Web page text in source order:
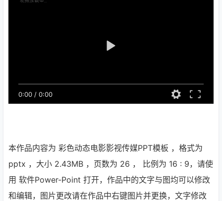
0:00 / 0:00
本作品内容为 彩色动态电影影视传媒PPT模板 ，格式为
pptx ，大小 2.43MB ，页数为 26 ， 比例为 16 : 9，请使
用 软件Power-Point 打开，作品中的文字与图均可以修改
和编辑，图片更改请在作品中右键图片并更换，文字修改